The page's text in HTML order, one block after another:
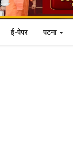
ई-पेपर पटना